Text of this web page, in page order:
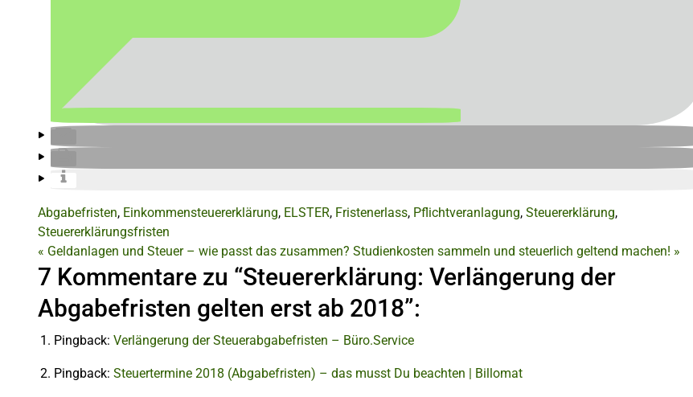
Abgabefristen, Einkommensteuererklärung, ELSTER, Fristenerlass, Pflichtveranlagung, Steuererklärung,
Steuererklärungsfristen
« Geldanlagen und Steuer – wie passt das zusammen? Studienkosten sammeln und steuerlich geltend machen! »
7 Kommentare zu “Steuererklärung: Verlängerung der
Abgabefristen gelten erst ab 2018”:
Pingback: Verlängerung der Steuerabgabefristen – Büro.Service
Pingback: Steuertermine 2018 (Abgabefristen) – das musst Du beachten | Billomat